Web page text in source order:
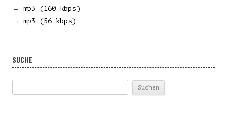
→ mp3 (160 kbps)
→ mp3 (56 kbps)
SUCHE
nach: